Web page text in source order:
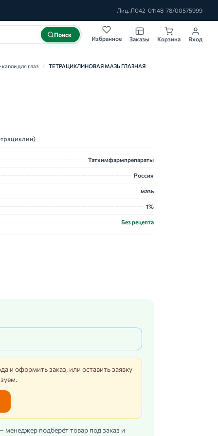
Лиц. Л042-01148-78/00575999
Поиск
Избранное Заказы Корзина Вход
для глаз / ТЕТРАЦИКЛИНОВАЯ МАЗЬ ГЛАЗНАЯ
Татхимфармпрепараты
Россия
мазь
1%
Без рецепта
и оформить заказ, или оставить заявку
менеджер подберёт товар под заказ и